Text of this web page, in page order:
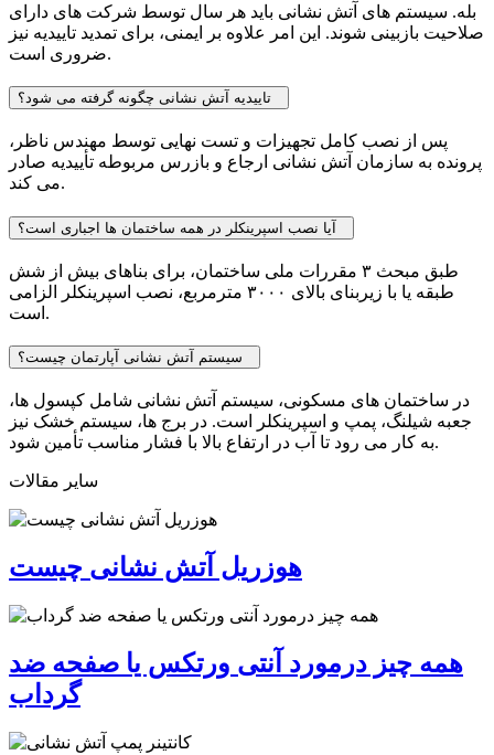
بله. سیستم های آتش نشانی باید هر سال توسط شرکت های دارای
صلاحیت بازبینی شوند. این امر علاوه بر ایمنی، برای تمدید تاییدیه نیز
ضروری است.
پس از نصب کامل تجهیزات و تست نهایی توسط مهندس ناظر،
پرونده به سازمان آتش نشانی ارجاع و بازرس مربوطه تأییدیه صادر
می کند.
طبق مبحث ۳ مقررات ملی ساختمان، برای بناهای بیش از شش
طبقه یا با زیربنای بالای ۳۰۰۰ مترمربع، نصب اسپرینکلر الزامی
است.
در ساختمان های مسکونی، سیستم آتش نشانی شامل کپسول ها،
جعبه شیلنگ، پمپ و اسپرینکلر است. در برج ها، سیستم خشک نیز
به کار می رود تا آب در ارتفاع بالا با فشار مناسب تأمین شود.
سایر مقالات
هوزریل آتش نشانی چیست
همه چیز درمورد آنتی ورتکس یا صفحه ضد
گرداب